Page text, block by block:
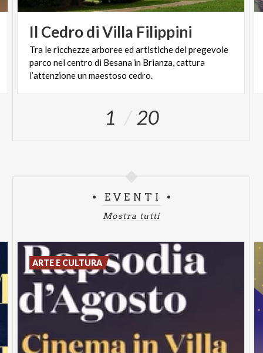
Il CedrodiVilla Filippini
Tra le ricchezze arboree ed artistiche del pregevole
parco nel centro di Besana in Brianza, cattura
l’attenzione un maestoso cedro.
1 20
EVENTI
Mostra tutti
ARTE E CULTURA